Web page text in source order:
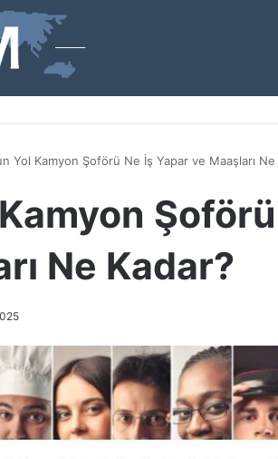
Yol Kamyon Şoförü Ne İş Yapar ve Maaşları Ne
Ne Kadar?